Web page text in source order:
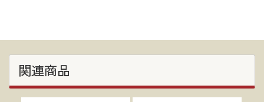
関連商品